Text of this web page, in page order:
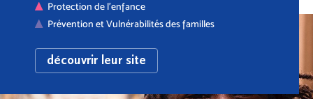
Protection de l'enfance
Prévention et Vulnérabilités des familles
découvrir leur site